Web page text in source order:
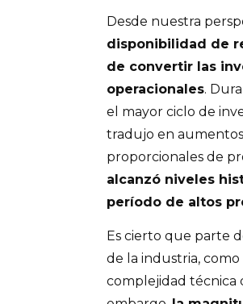
Desde nuestra
disponibilidad de
de convertir las
operacionales.
el mayor ciclo de
tradujo en
proporcionales de
alcanzó niveles
período de altos
Es cierto que parte
de la industria,
complejidad técnica